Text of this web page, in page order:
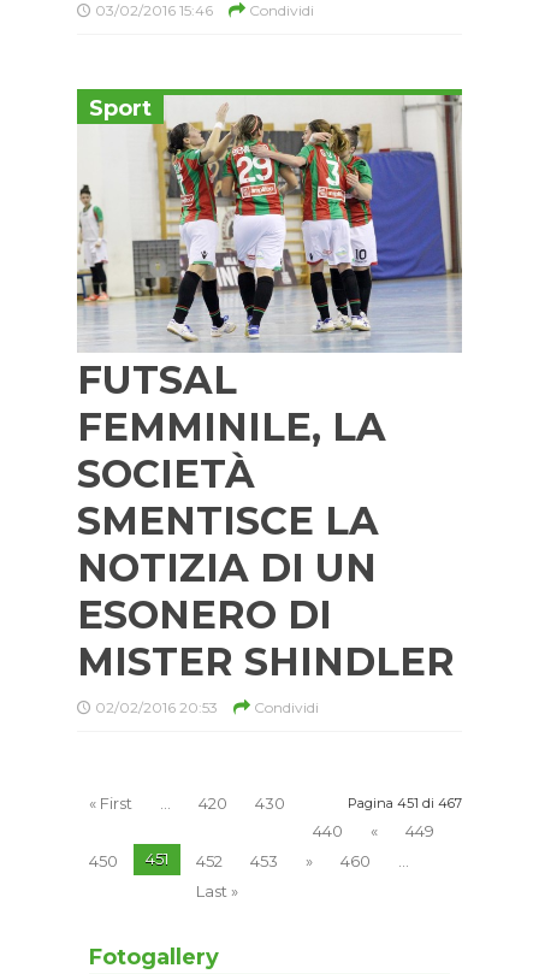
03/02/2016 15:46 Condividi
Sport
FUTSAL
FEMMINILE, LA
SOCIETÀ
SMENTISCE LA
NOTIZIA DI UN
ESONERO DI
MISTER SHINDLER
02/02/2016 20:53 Condividi
Pagina 451 di 467
« First 420
430
440
«
449
450
451 452 453 » 460
Last »
Fotogallery